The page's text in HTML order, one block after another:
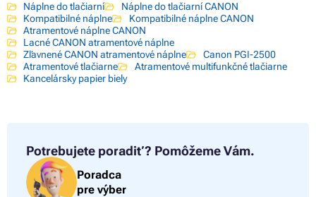
Náplne do tlačiarní
Náplne do tlačiarní CANON
Kompatibilné náplne
Kompatibilné náplne CANON
Atramentové náplne CANON
Lacné CANON atramentové náplne
Zľavnené CANON atramentové náplne
Canon PGI-2500
Atramentové tlačiarne
Atramentové multifunkčné tlačiarne
Kancelársky papier biely
Potrebujete poradiť? Pomôžeme Vám.
Poradca
pre výber